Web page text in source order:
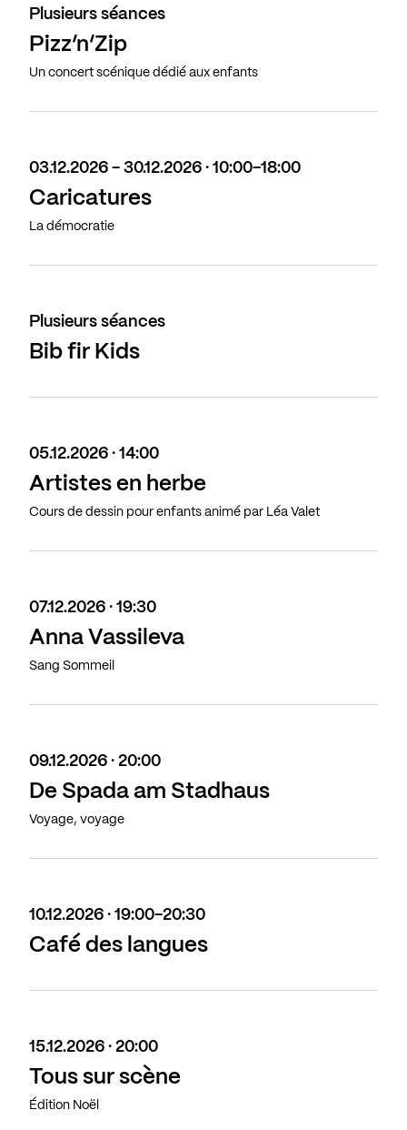
Plusieurs séances
Pizz’n’Zip
Un concert scénique dédié aux enfants
03.12.2026 - 30.12.2026 · 10:00-18:00
Caricatures
La démocratie
Plusieurs séances
Bib fir Kids
05.12.2026 · 14:00
Artistes en herbe
Cours de dessin pour enfants animé par Léa Valet
07.12.2026 · 19:30
Anna Vassileva
Sang Sommeil
09.12.2026 · 20:00
De Spada am Stadhaus
Voyage, voyage
10.12.2026 · 19:00-20:30
Café des langues
15.12.2026 · 20:00
Tous sur scène
Édition Noël